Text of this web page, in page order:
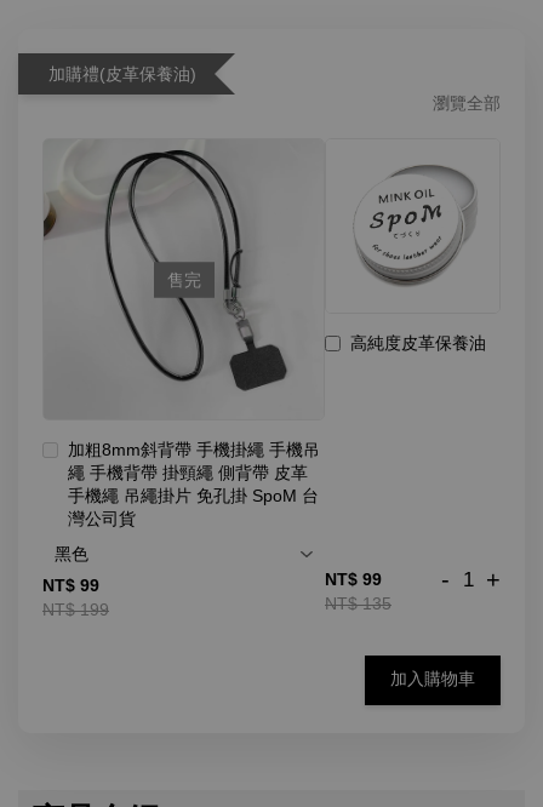
加購禮(皮革保養油)
瀏覽全部
售完
加粗8mm斜背帶 手機掛繩 手機吊
繩 手機背帶 掛頸繩 側背帶 皮革
手機繩 吊繩掛片 免孔掛 SpoM 台
灣公司貨
NT$ 99
NT$ 199
高純度皮革保養油
NT$ 99
NT$ 135
- +
加入購物車